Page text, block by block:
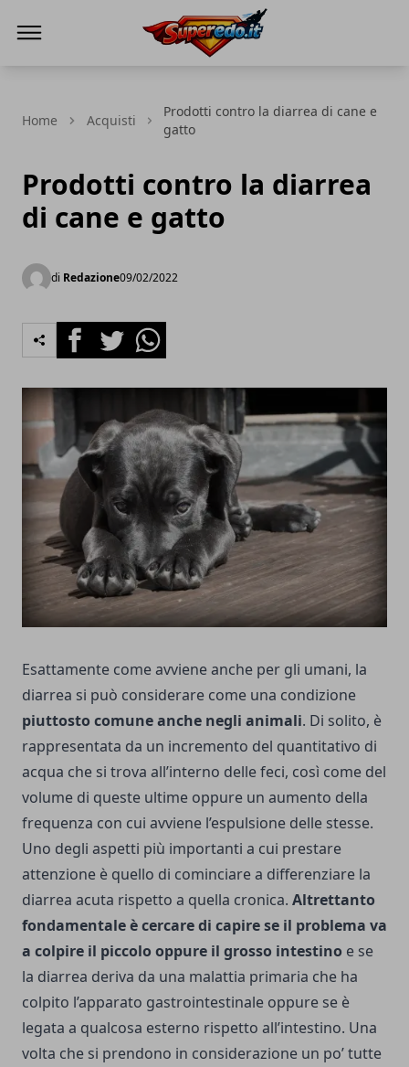
Home Acquisti
Prodotti contro la diarrea di cane e
gatto
Prodotti contro la diarrea
di cane e gatto
di Redazione09/02/2022
FacebookTwitterWhatsapp
Esattamente come avviene anche per gli umani, la
diarrea si può considerare come una condizione
piuttosto comune anche negli animali. Di solito, è
rappresentata da un incremento del quantitativo di
acqua che si trova all’interno delle feci, così come del
volume di queste ultime oppure un aumento della
frequenza con cui avviene l’espulsione delle stesse.
Uno degli aspetti più importanti a cui prestare
attenzione è quello di cominciare a differenziare la
diarrea acuta rispetto a quella cronica. Altrettanto
fondamentale è cercare di capire se il problema va
a colpire il piccolo oppure il grosso intestino e se
la diarrea deriva da una malattia primaria che ha
colpito l’apparato gastrointestinale oppure se è
legata a qualcosa esterno rispetto all’intestino. Una
volta che si prendono in considerazione un po’ tutte